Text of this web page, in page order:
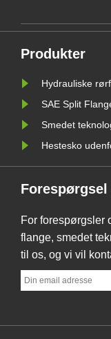
Produkter
Hydrauliske
SAE Split
Smedet
Hestesko
For forespørgsler
flange, smedet
til os, og vi vil